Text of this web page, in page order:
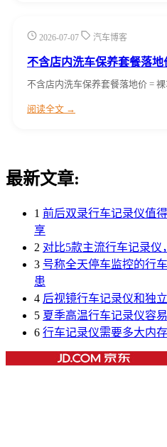
2026-07-07 汽车博客
不含店内洗车保养套餐落地
不含店内洗车保养套餐落地价 = 裸
阅读全文 →
最新文章:
1 前后双录行车记录仪值
享
2 对比5款主流行车记录
3 号称全天停车监控的行
患
4 后视镜行车记录仪和独
5 夏季高温行车记录仪容
6 行车记录仪需要多大内